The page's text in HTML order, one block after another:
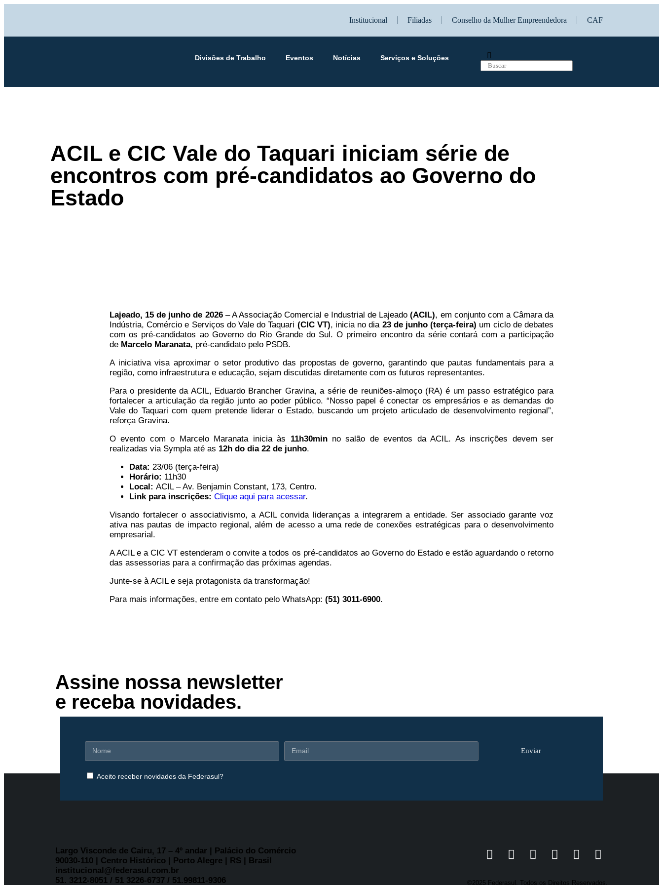
Institucional Filiadas Conselho da Mulher Empreendedora CAF
Divisões de Trabalho Eventos Notícias Serviços e Soluções
ACIL e CIC Vale do Taquari iniciam série de
encontros com pré-candidatos ao Governo do
Estado
Lajeado, 15 de junho de 2026– A Associação Comercial e Industrial de Lajeado(ACIL), em conjunto com a Câmara da
Indústria, Comércio e Serviços do Vale do Taquari (CIC VT), inicia no dia 23 de junho (terça-feira) um ciclo de debates
com os pré-candidatos ao Governo do Rio Grande do Sul. O primeiro encontro da série contará com a participação
de Marcelo Maranata, pré-candidato pelo PSDB.
A iniciativa visa aproximar o setor produtivo das propostas de governo, garantindo que pautas fundamentais para a
região, como infraestrutura e educação, sejam discutidas diretamente com os futuros representantes.
Para o presidente da ACIL, Eduardo Brancher Gravina, a série de reuniões-almoço (RA) é um passo estratégico para
fortalecer a articulação da região junto ao poder público. “Nosso papel é conectar os empresários e as demandas do
Vale do Taquari com quem pretende liderar o Estado, buscando um projeto articulado de desenvolvimento regional”,
reforça Gravina.
O evento com o Marcelo Maranata inicia às 11h30minno salão de eventos da ACIL. As inscrições devem ser
realizadas via Sympla até as 12h do dia 22 de junho.
Data: 23/06 (terça-feira)
Horário: 11h30
Local: ACIL – Av. Benjamin Constant, 173, Centro.
Link para inscrições: Clique aqui para acessar.
Visando fortalecer o associativismo, a ACIL convida lideranças a integrarem a entidade. Ser associado garante voz
ativa nas pautas de impacto regional, além de acesso a uma rede de conexões estratégicas para o desenvolvimento
empresarial.
A ACIL e a CIC VT estenderam o convite a todos os pré-candidatos ao Governo do Estado e estão aguardando o retorno
das assessorias para a confirmação das próximas agendas.
Junte-se à ACIL e seja protagonista da transformação!
Para mais informações, entre em contato pelo WhatsApp: (51) 3011-6900.
Assine nossa newsletter
e receba novidades.
Aceito receber novidades da Federasul?
Enviar
Largo Visconde de Cairu, 17 – 4º andar | Palácio do Comércio
90030-110 | Centro Histórico | Porto Alegre | RS | Brasil
institucional@federasul.com.br
51. 3212-8051 / 51 3226-6737 / 51.99811-9306
©2025 Federasul. Todos os Direitos Reservados.